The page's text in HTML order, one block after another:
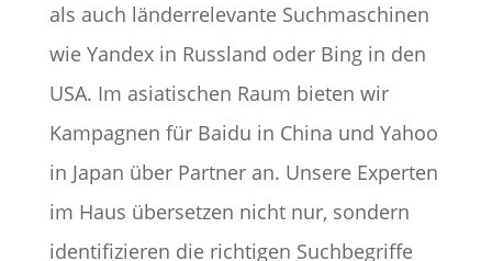
als auch länderrelevante Suchmaschinen
wie Yandex in Russland oder Bing in den
USA. Im asiatischen Raum bieten wir
Kampagnen für Baidu in China und Yahoo
in Japan über Partner an. Unsere Experten
im Haus übersetzen nicht nur, sondern
identifizieren die richtigen Suchbegriffe